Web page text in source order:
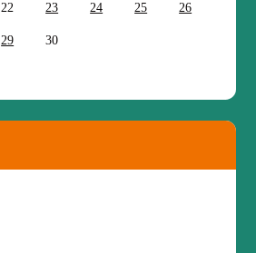
22 23 24 25 26
29 30